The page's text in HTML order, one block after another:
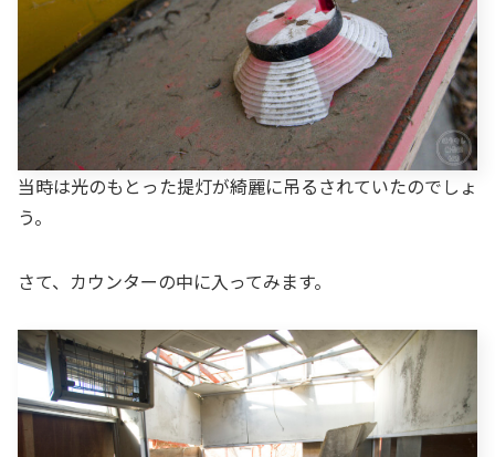
当時は光のもとった提灯が綺麗に吊るされていたのでしょ
う。
さて、カウンターの中に入ってみます。